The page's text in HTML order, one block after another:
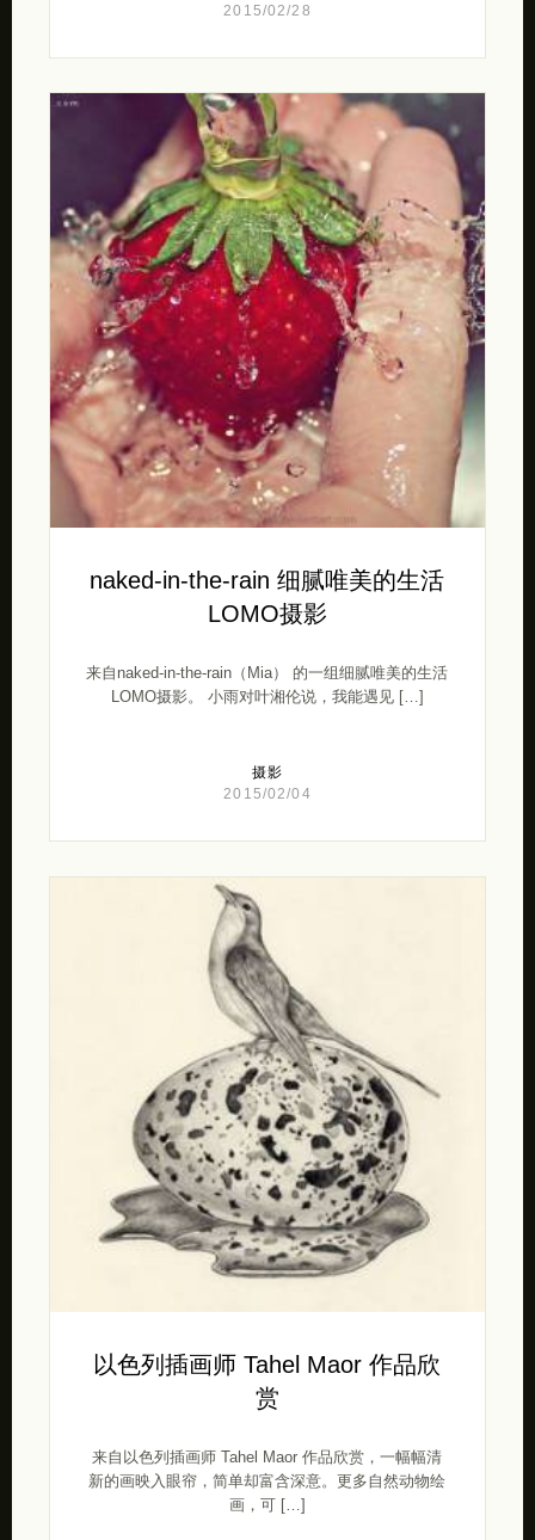
2015/02/28
naked-in-the-rain 细腻唯美的生活
LOMO摄影
来自naked-in-the-rain（Mia） 的一组细腻唯美的生活
LOMO摄影。 小雨对叶湘伦说，我能遇见 […]
摄影
2015/02/04
以色列插画师 Tahel Maor 作品欣
赏
来自以色列插画师 Tahel Maor 作品欣赏，一幅幅清
新的画映入眼帘，简单却富含深意。更多自然动物绘
画，可 […]